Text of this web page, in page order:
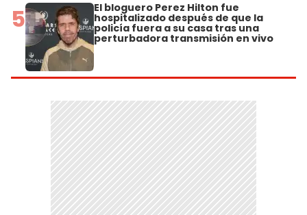
5 El bloguero Perez Hilton fue
hospitalizado después de que la
policía fuera a su casa tras una
perturbadora transmisión en vivo